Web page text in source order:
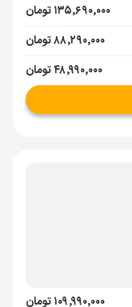
۱۳۵٬۶۹۰٬۰۰۰ تومان
۸۸٬۲۹۰٬۰۰۰ تومان
۴۸٬۹۹۰٬۰۰۰ تومان
۱۰۹٬۹۹۰٬۰۰۰ تومان